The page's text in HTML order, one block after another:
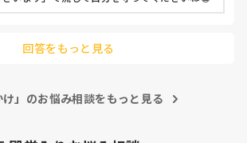
回答をもっと見る
け」のお悩み相談をもっと見る